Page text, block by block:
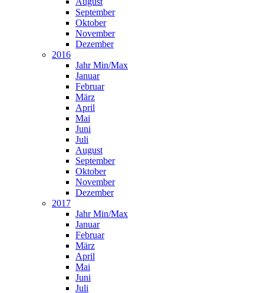
September
Oktober
November
Dezember
2016
Jahr Min/Max
Januar
Februar
März
April
Mai
Juni
Juli
August
September
Oktober
November
Dezember
2017
Jahr Min/Max
Januar
Februar
März
April
Mai
Juni
Juli